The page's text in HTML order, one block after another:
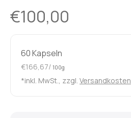
€100,00
60 Kapseln
€166,67/ 100g
*inkl. MwSt., zzgl. Versandkosten